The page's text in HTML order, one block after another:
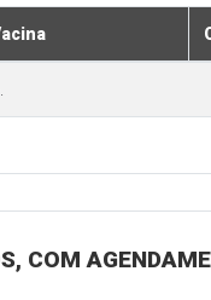
COM